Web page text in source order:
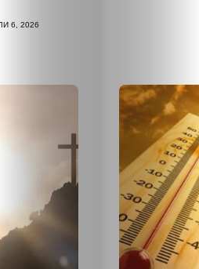
Скандали
Култура
Светско
Крими
Малки
6, 2026